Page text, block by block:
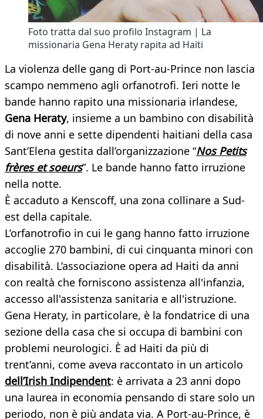
Foto tratta dal suo profilo Instagram | La
missionaria Gena Heraty rapita ad Haiti
La violenza delle gang di Port-au-Prince non lascia
scampo nemmeno agli orfanotrofi. Ieri notte le
bande hanno rapito una missionaria irlandese,
Gena Heraty, insieme a un bambino con disabilità
di nove anni e sette dipendenti haitiani della casa
Sant’Elena gestita dall’organizzazione “Nos Petits
frères et soeurs”. Le bande hanno fatto irruzione
nella notte.
È accaduto a Kenscoff, una zona collinare a Sud-
est della capitale.
L’orfanotrofio in cui le gang hanno fatto irruzione
accoglie 270 bambini, di cui cinquanta minori con
disabilità. L’associazione opera ad Haiti da anni
con realtà che forniscono assistenza all'infanzia,
accesso all'assistenza sanitaria e all'istruzione.
Gena Heraty, in particolare, è la fondatrice di una
sezione della casa che si occupa di bambini con
problemi neurologici. È ad Haiti da più di
trent’anni, come aveva raccontato in un articolo
dell’Irish Indipendent: è arrivata a 23 anni dopo
una laurea in economia pensando di stare solo un
periodo, non è più andata via. A Port-au-Prince, è